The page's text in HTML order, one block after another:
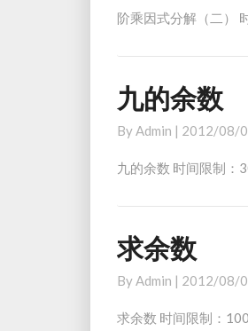
式
解
二
）
阶乘因式分解（二）
九
的
余
数
九的余数
ByAdmin | 2012/08/
九的余数 时间限制：
求
余
数
求余数
ByAdmin | 2012/08/
求余数 时间限制：